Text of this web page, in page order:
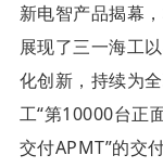
新电智产品揭幕
展现了三一海工
化创新，持续为
工“第10000台正
交付APMT”的交